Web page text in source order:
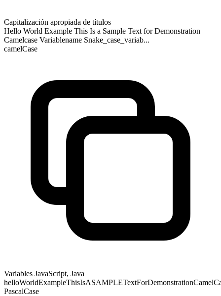
Capitalización apropiada de títulos
Hello World Example This Is a Sample Text for Demonstration
Camelcase Variablename Snake_case_variab...
camelCase
Variables JavaScript, Java
PascalCase